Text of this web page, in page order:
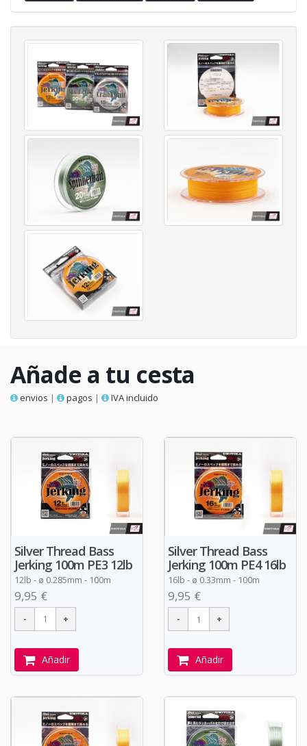
Añade a tu cesta
envios | pagos | IVA incluido
Silver Thread Bass
Jerking 100m PE3 12lb
12lb - ø 0.285mm - 100m
9,95 €
Añadir
Silver Thread Bass
Jerking 100m PE4 16lb
16lb - ø 0.33mm - 100m
9,95 €
Añadir